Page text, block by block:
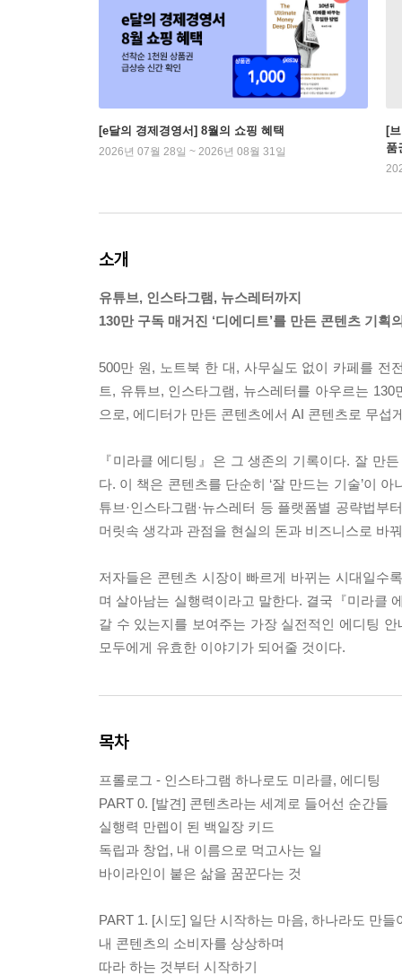
[e달의 경제경영서] 8월의 쇼핑 혜택
2026년 07월 28일 ~ 2026년 08월 31일
[
품
소개
유튜브, 인스타그램, 뉴스레터까지
130만 구독 매거진 ‘디에디트’를 만든 콘텐츠 기획
500만 원, 노트북 한 대, 사무실도 없이 카페를 전
트, 유튜브, 인스타그램, 뉴스레터를 아우르는
으로, 에디터가 만든 콘텐츠에서 AI 콘텐츠로 무
『미라클 에디팅』은 그 생존의 기록이다. 잘 만
다. 이 책은 콘텐츠를 단순히 ‘잘 만드는 기술’이
튜브·인스타그램·뉴스레터 등 플랫폼별 공략법
머릿속 생각과 관점을 현실의 돈과 비즈니스로 바
저자들은 콘텐츠 시장이 빠르게 바뀌는 시대일수
며 살아남는 실행력이라고 말한다. 결국『미라클
갈 수 있는지를 보여주는 가장 실전적인 에디팅
모두에게 유효한 이야기가 되어줄 것이다.
목차
프롤로그 - 인스타그램 하나로도 미라클, 에디팅
PART 0. [발견] 콘텐츠라는 세계로 들어선 순간들
실행력 만렙이 된 백일장 키드
독립과 창업, 내 이름으로 먹고사는 일
바이라인이 붙은 삶을 꿈꾼다는 것
PART 1. [시도] 일단 시작하는 마음, 하나라도 만들
내 콘텐츠의 소비자를 상상하며
따라 하는 것부터 시작하기